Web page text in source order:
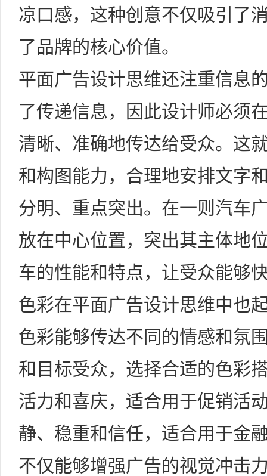
凉口感，这种创意不仅吸引了
了品牌的核心价值。
平面广告设计思维还注重信息
了传递信息，因此设计师必须
清晰、准确地传达给受众。这
和构图能力，合理地安排文字
分明、重点突出。在一则汽车
放在中心位置，突出其主体地
车的性能和特点，让受众能够
色彩在平面广告设计思维中也
色彩能够传达不同的情感和氛
和目标受众，选择合适的色彩
活力和喜庆，适合用于促销活
静、稳重和信任，适合用于金
不仅能够增强广告的视觉冲击